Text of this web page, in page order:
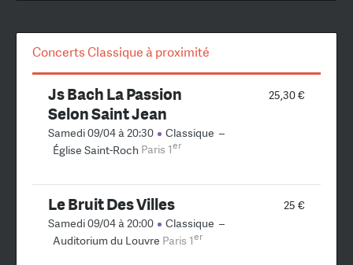
Concerts Classique à proximité
25,30 €
Js Bach La Passion
Selon Saint Jean
Samedi 09/04 à 20:30 Classique –
Église Saint-Roch Paris 1er
25 €
Le Bruit Des Villes
Samedi 09/04 à 20:00 Classique –
Auditorium du Louvre Paris 1er